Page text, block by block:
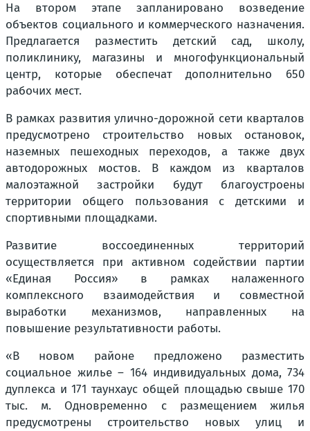
На втором этапе запланировано возведение
объектов социального и коммерческого назначения.
Предлагается разместить детский сад, школу,
поликлинику, магазины и многофункциональный
центр, которые обеспечат дополнительно 650
рабочих мест.
В рамках развития улично-дорожной сети кварталов
предусмотрено строительство новых остановок,
наземных пешеходных переходов, а также двух
автодорожных мостов. В каждом из кварталов
малоэтажной застройки будут благоустроены
территории общего пользования с детскими и
спортивными площадками.
Развитие воссоединенных территорий
осуществляется при активном содействии партии
«Единая Россия» в рамках налаженного
комплексного взаимодействия и совместной
выработки механизмов, направленных на
повышение результативности работы.
«В новом районе предложено разместить
социальное жилье – 164 индивидуальных дома, 734
дуплекса и 171 таунхаус общей площадью свыше 170
тыс. м. Одновременно с размещением жилья
предусмотрены строительство новых улиц и